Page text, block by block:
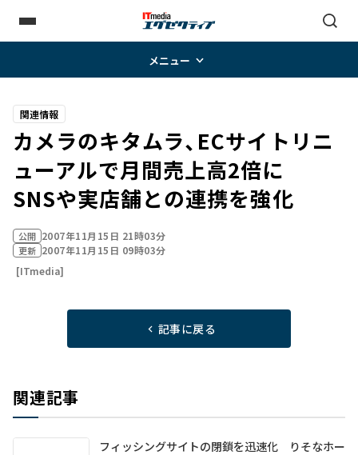
メニュー
関連情報
カメラのキタムラ、ECサイトリニ
ューアルで月間売上高2倍に
SNSや実店舗との連携を強化
公開 2007年11月15日 21時03分
更新 2007年11月15日 09時03分
[ITmedia]
記事に戻る
関連記事
フィッシングサイトの閉鎖を迅速化 りそなホー